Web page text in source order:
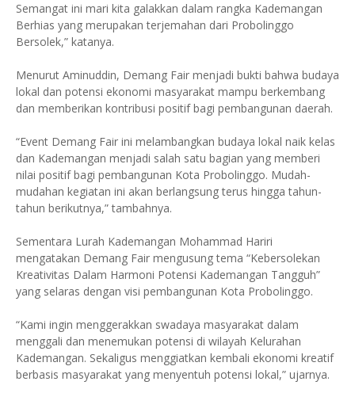
Semangat ini mari kita galakkan dalam rangka Kademangan
Berhias yang merupakan terjemahan dari Probolinggo
Bersolek,” katanya.
Menurut Aminuddin, Demang Fair menjadi bukti bahwa budaya
lokal dan potensi ekonomi masyarakat mampu berkembang
dan memberikan kontribusi positif bagi pembangunan daerah.
“Event Demang Fair ini melambangkan budaya lokal naik kelas
dan Kademangan menjadi salah satu bagian yang memberi
nilai positif bagi pembangunan Kota Probolinggo. Mudah-
mudahan kegiatan ini akan berlangsung terus hingga tahun-
tahun berikutnya,” tambahnya.
Sementara Lurah Kademangan Mohammad Hariri
mengatakan Demang Fair mengusung tema “Kebersolekan
Kreativitas Dalam Harmoni Potensi Kademangan Tangguh”
yang selaras dengan visi pembangunan Kota Probolinggo.
“Kami ingin menggerakkan swadaya masyarakat dalam
menggali dan menemukan potensi di wilayah Kelurahan
Kademangan. Sekaligus menggiatkan kembali ekonomi kreatif
berbasis masyarakat yang menyentuh potensi lokal,” ujarnya.